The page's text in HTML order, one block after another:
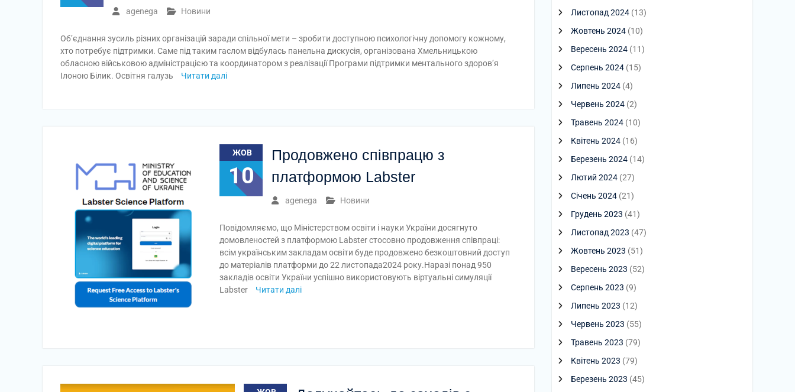
agenega Новини
Об’єднання зусиль різних організацій заради спільної мети – зробити доступною психологічну допомогу кожному,
хто потребує підтримки. Саме під таким гаслом відбулась панельна дискусія, організована Хмельницькою
обласною військовою адміністрацією та координатором з реалізації Програми підтримки ментального здоров’я
Ілоною Білик. Освітня галузь
Читати далі
ЖОВ
10
Продовжено співпрацю з
платформою Labster
agenega Новини
Повідомляємо, що Міністерством освіти і науки України досягнуто
домовленостей з платформою Labster стосовно продовження співпраці:
всім українським закладам освіти буде продовжено безкоштовний доступ
до матеріалів платформи до 22 листопада2024 року.Наразі понад 950
закладів освіти України успішно використовують віртуальні симуляції
Labster
Читати далі
Листопад 2024 (13)
Жовтень 2024 (10)
Вересень 2024 (11)
Серпень 2024 (15)
Липень 2024 (4)
Червень 2024 (2)
Травень 2024 (10)
Квітень 2024 (16)
Березень 2024 (14)
Лютий 2024 (27)
Січень 2024 (21)
Грудень 2023 (41)
Листопад 2023 (47)
Жовтень 2023 (51)
Вересень 2023 (52)
Серпень 2023 (9)
Липень 2023 (12)
Червень 2023 (55)
Травень 2023 (79)
Квітень 2023 (79)
Березень 2023 (45)